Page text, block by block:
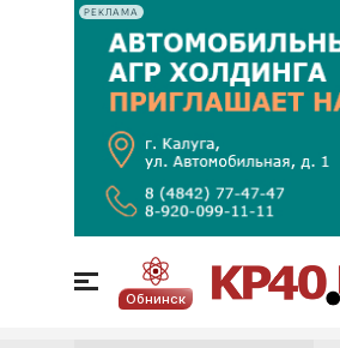
РЕКЛАМА
Обнинск